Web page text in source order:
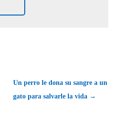
Un perro le dona su sangre a un
gato para salvarle la vida →